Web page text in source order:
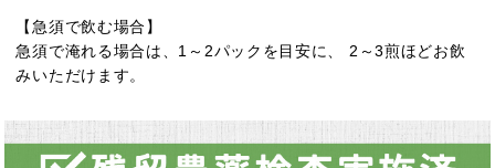
【急須で飲む場合】
急須で淹れる場合は、1～2パックを目安に、 2～3煎ほどお飲
みいただけます。